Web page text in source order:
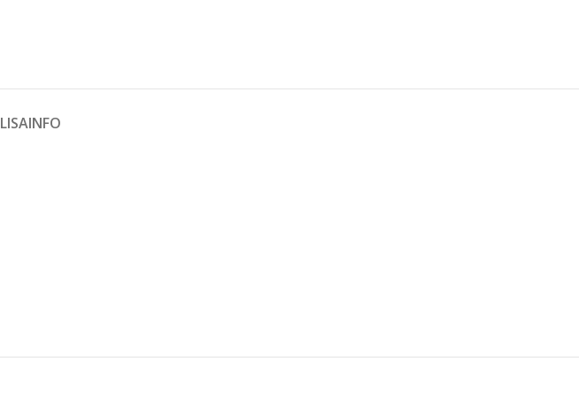
LISAINFO